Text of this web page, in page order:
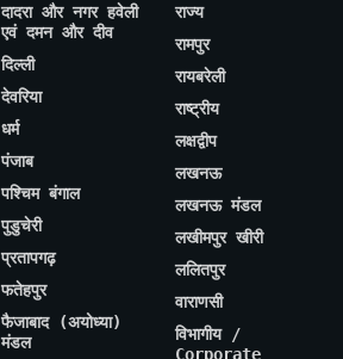
दादरा और नगर हवेली
एवं दमन और दीव
दिल्ली
देवरिया
धर्म
पंजाब
पश्चिम बंगाल
पुडुचेरी
प्रतापगढ़
फतेहपुर
फैजाबाद (अयोध्या)
मंडल
राज्य
रामपुर
रायबरेली
राष्ट्रीय
लक्षद्वीप
लखनऊ
लखनऊ मंडल
लखीमपुर खीरी
ललितपुर
वाराणसी
विभागीय /
Corporate